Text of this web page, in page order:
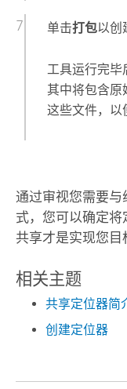
单击打包以创
工具运行完毕
其中将包含原
这些文件，以
通过审视您需要
式，您可以确定
共享才是实现您目
相关主题
共享定位器简
创建定位器